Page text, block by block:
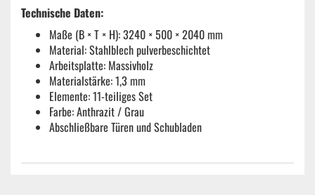
Technische Daten:
Maße (B × T × H): 3240 × 500 × 2040 mm
Material: Stahlblech pulverbeschichtet
Arbeitsplatte: Massivholz
Materialstärke: 1,3 mm
Elemente: 11-teiliges Set
Farbe: Anthrazit / Grau
Abschließbare Türen und Schubladen